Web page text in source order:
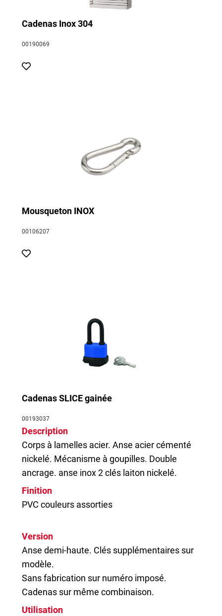
Cadenas Inox 304
00190069
Mousqueton INOX
00106207
Cadenas SLICE gainée
00193037
Description
Corps à lamelles acier. Anse acier cémenté
nickelé. Mécanisme à goupilles. Double
ancrage. anse inox 2 clés laiton nickelé.
Finition
PVC couleurs assorties
Version
Anse demi-haute. Clés supplémentaires sur
modèle.
Sans fabrication sur numéro imposé.
Cadenas sur même combinaison.
Utilisation